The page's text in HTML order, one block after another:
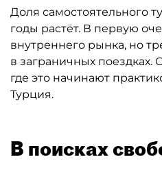
Доля самостоятельного
годы растёт. В первую
внутреннего рынка, но
в заграничных поездках.
где это начинают
Турция.
В поисках